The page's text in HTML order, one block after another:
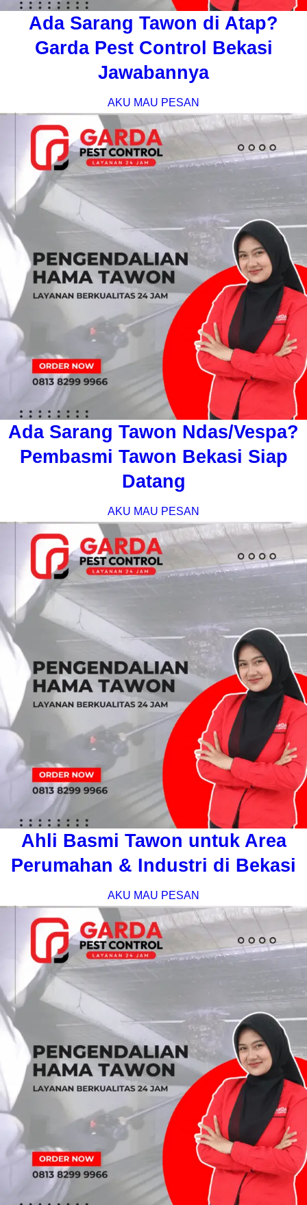
Ada Sarang Tawon di Atap?
Garda Pest Control Bekasi
Jawabannya
AKU MAU PESAN
Ada Sarang Tawon Ndas/Vespa?
Pembasmi Tawon Bekasi Siap
Datang
AKU MAU PESAN
Ahli Basmi Tawon untuk Area
Perumahan & Industri di Bekasi
AKU MAU PESAN